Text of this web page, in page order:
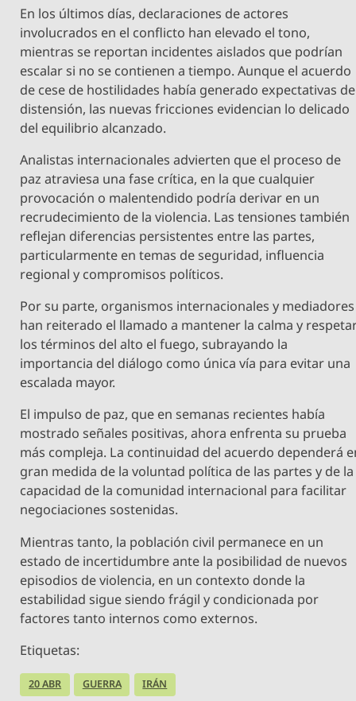
En los últimos días, declaraciones de actores
involucrados en el conflicto han elevado el tono,
mientras se reportan incidentes aislados que podrían
escalar si no se contienen a tiempo. Aunque el acuerdo
de cese de hostilidades había generado expectativas de
distensión, las nuevas fricciones evidencian lo delicado
del equilibrio alcanzado.
Analistas internacionales advierten que el proceso de
paz atraviesa una fase crítica, en la que cualquier
provocación o malentendido podría derivar en un
recrudecimiento de la violencia. Las tensiones también
reflejan diferencias persistentes entre las partes,
particularmente en temas de seguridad, influencia
regional y compromisos políticos.
Por su parte, organismos internacionales y mediadores
han reiterado el llamado a mantener la calma y
los términos del alto el fuego, subrayando la
importancia del diálogo como única vía para evitar una
escalada mayor.
El impulso de paz, que en semanas recientes había
mostrado señales positivas, ahora enfrenta su prueba
más compleja. La continuidad del acuerdo dependerá
gran medida de la voluntad política de las partes y de la
capacidad de la comunidad internacional para facilitar
negociaciones sostenidas.
Mientras tanto, la población civil permanece en un
estado de incertidumbre ante la posibilidad de nuevos
episodios de violencia, en un contexto donde la
estabilidad sigue siendo frágil y condicionada por
factores tanto internos como externos.
Etiquetas:
20 ABR GUERRA IRÁN